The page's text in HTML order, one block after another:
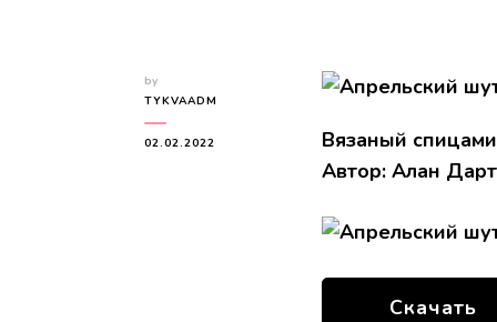
by
TYKVAADM
02.02.2022
Вязаный
Автор: Алан Дарт
Скачать